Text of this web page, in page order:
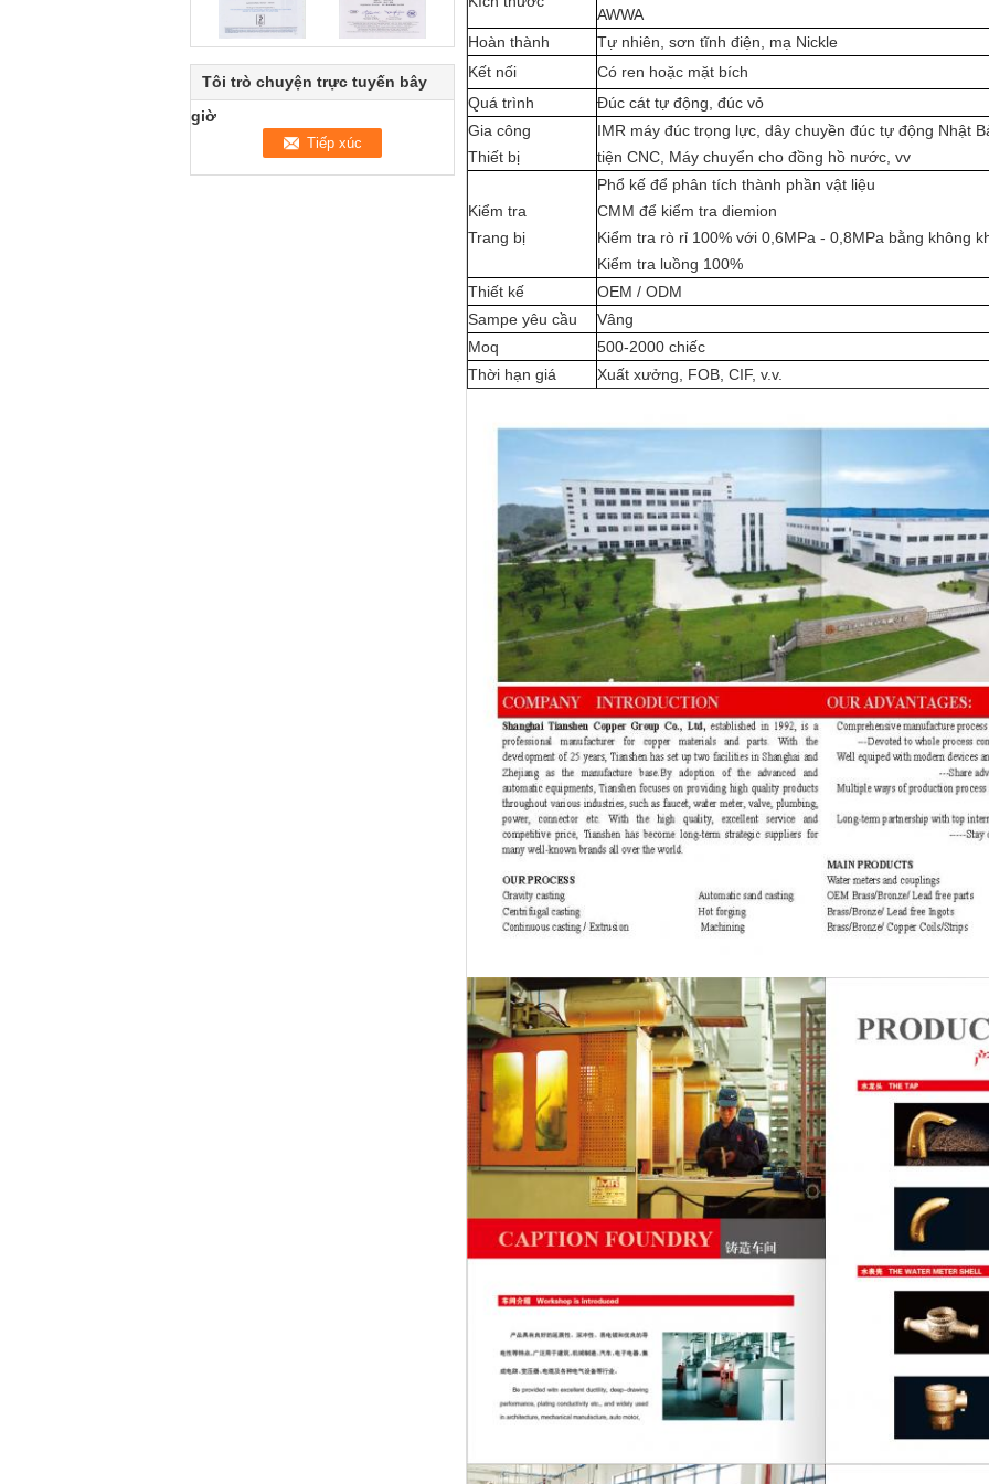
Tôi trò chuyện trực tuyến bây
giờ
AWWA
Hoàn thành
Tự nhiên, sơn tĩnh điện, mạ Nickle
Kết nối
Có ren hoặc mặt bích
Quá trình
Đúc cát tự động, đúc vỏ
Gia công
Thiết bị
IMR máy đúc trọng lực, dây chuyền đúc tự động Nhật
tiện CNC, Máy chuyển cho đồng hồ nước, vv
Kiểm tra
Trang bị
Phổ kế để phân tích thành phần vật liệu
CMM để kiểm tra diemion
Kiểm tra rò rỉ 100% với 0,6MPa - 0,8MPa bằng không
Kiểm tra luồng 100%
Thiết kế
OEM / ODM
Sampe yêu cầu
Vâng
Moq
500-2000 chiếc
Thời hạn giá
Xuất xưởng, FOB, CIF, v.v.